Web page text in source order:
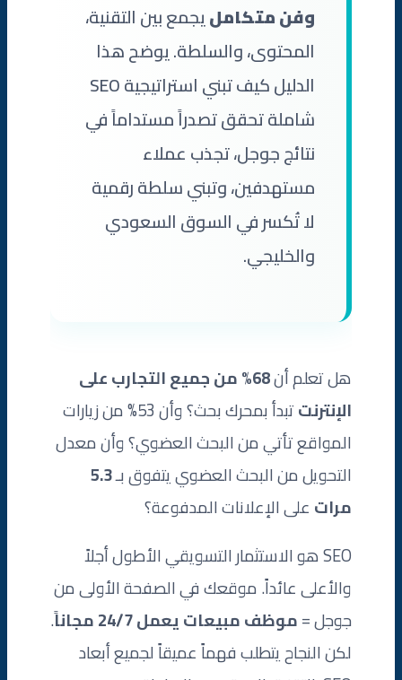
وفن متكامليجمع بين التقنية،
المحتوى، والسلطة. يوضح هذا
الدليل كيف تبني استراتيجية SEO
شاملة تحقق تصدراً مستداماً في
نتائج جوجل، تجذب عملاء
مستهدفين، وتبني سلطة رقمية
لا تُكسر في السوق السعودي
والخليجي.
هل تعلم أن
68% من جميع التجارب على
الإنترنت
تبدأ بمحرك بحث؟ وأن 53% من زيارات
المواقع تأتي من البحث العضوي؟ وأن معدل
التحويل من البحث العضوي يتفوق بـ5.3
مرات على الإعلانات المدفوعة؟
SEO هو الاستثمار التسويقي الأطول أجلاً
والأعلى عائداً. موقعك في الصفحة الأولى من
جوجل =موظف مبيعات يعمل 24/7 مجاناً
.
لكن النجاح يتطلب فهماً عميقاً لجميع أبعاد
ثامناً: أدوات SEO الأساسية
تاسعاً: دراسة حالة: كيف تصدّر متجر عطور 45 كلمة مفتاحية